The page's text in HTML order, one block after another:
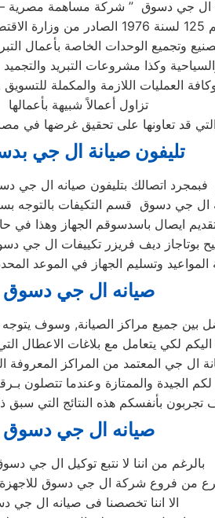
وتجميع الوحدات الخاصة بأعمال
وكذا مشروعات التبريد
العمليات اللازمة والمكملة
تزاول أعمالاً شبيهة بأعمالها
تليفون صيانة ال جي
فبمجرد اتصالك بتليفون صيانه ال
ال جي دسوق قسم التكيفات بالتوجه
ايصال باسدسوقم الجهاز وهذا في
بوتاجاز ديف فريزر تكييفات ال جي
المواعيد وتسليم الجهاز في الموعد
صيانه ال جي دسوق
بين جميع مراكز الصيانة, وسوف
لكي يتعامل مع بلاغات الاعطال
ال جي المعتمد من المراكز
لكم الجيدة والممتازة وعندما تتصلون
بأنفسكم هذه النتائج التي سبق
صيانه ال جي دسوق
بالرغم من اننا لا نتبع توكيل ال جي
من فروع شركة ال جي دسوق للاجهزة
الا اننا تخصصنا فى صيانه ال جي